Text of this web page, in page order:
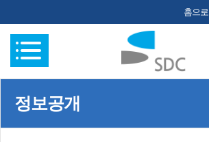
홈으로
정보공개
(왼쪽메뉴)